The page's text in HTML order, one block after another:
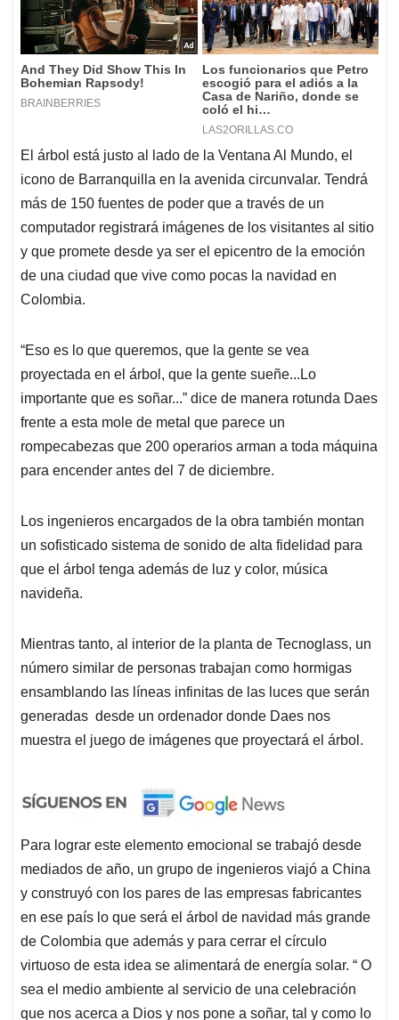
El árbol está justo al lado de la Ventana Al Mundo, el
icono de Barranquilla en la avenida circunvalar. Tendrá
más de 150 fuentes de poder que a través de un
computador registrará imágenes de los visitantes al sitio
y que promete desde ya ser el epicentro de la emoción
de una ciudad que vive como pocas la navidad en
Colombia.
“Eso es lo que queremos, que la gente se vea
proyectada en el árbol, que la gente sueñe...Lo
importante que es soñar...” dice de manera rotunda Daes
frente a esta mole de metal que parece un
rompecabezas que 200 operarios arman a toda máquina
para encender antes del 7 de diciembre.
Los ingenieros encargados de la obra también montan
un sofisticado sistema de sonido de alta fidelidad para
que el árbol tenga además de luz y color, música
navideña.
Mientras tanto, al interior de la planta de Tecnoglass, un
número similar de personas trabajan como hormigas
ensamblando las líneas infinitas de las luces que serán
generadas desde un ordenador donde Daes nos
muestra el juego de imágenes que proyectará el árbol.
Para lograr este elemento emocional se trabajó desde
mediados de año, un grupo de ingenieros viajó a China
y construyó con los pares de las empresas fabricantes
en ese país lo que será el árbol de navidad más grande
de Colombia que además y para cerrar el círculo
virtuoso de esta idea se alimentará de energía solar. “ O
sea el medio ambiente al servicio de una celebración
que nos acerca a Dios y nos pone a soñar, tal y como lo